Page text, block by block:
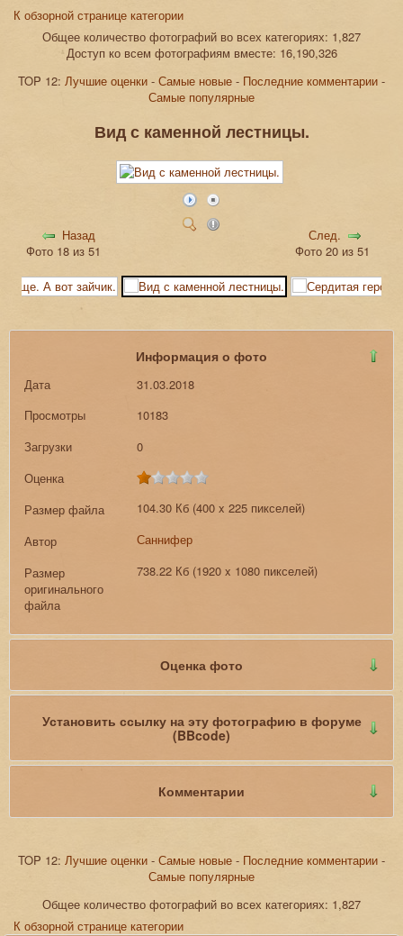
К обзорной странице категории
Общее количество фотографий во всех категориях: 1,827
Доступ ко всем фотографиям вместе: 16,190,326
TOP 12: Лучшие оценки - Самые новые - Последние комментарии -
Самые популярные
Вид с каменной лестницы.
Назад
Фото 18 из 51
След.
Фото 20 из 51
Информация о фото
Дата
31.03.2018
Просмотры
10183
Загрузки
0
Оценка
Размер файла
104.30 Кб (400 x 225 пикселей)
Автор
Саннифер
Размер
оригинального
файла
738.22 Кб (1920 x 1080 пикселей)
Оценка фото
Установить ссылку на эту фотографию в форуме
(BBcode)
Комментарии
JComments
TOP 12: Лучшие оценки - Самые новые - Последние комментарии -
Самые популярные
Общее количество фотографий во всех категориях: 1,827
К обзорной странице категории